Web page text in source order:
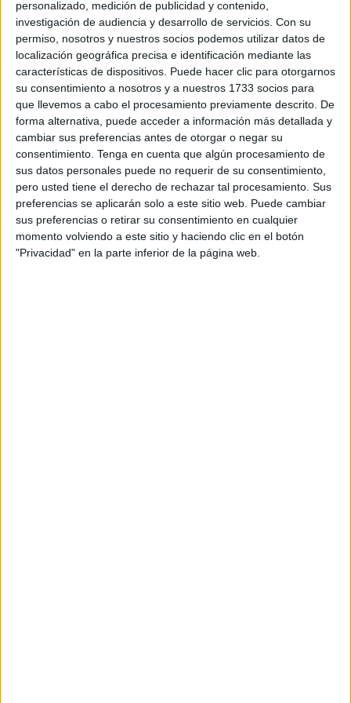
personalizado, medición de publicidad y contenido,
investigación de audiencia y desarrollo de servicios. Con su
permiso, nosotros y nuestros socios podemos utilizar datos de
localización geográfica precisa e identificación mediante las
características de dispositivos. Puede hacer clic para otorgarnos
su consentimiento a nosotros y a nuestros 1733 socios para
que llevemos a cabo el procesamiento previamente descrito. De
forma alternativa, puede acceder a información más detallada y
cambiar sus preferencias antes de otorgar o negar su
consentimiento. Tenga en cuenta que algún procesamiento de
sus datos personales puede no requerir de su consentimiento,
pero usted tiene el derecho de rechazar tal procesamiento. Sus
preferencias se aplicarán solo a este sitio web. Puede cambiar
sus preferencias o retirar su consentimiento en cualquier
momento volviendo a este sitio y haciendo clic en el botón
"Privacidad" en la parte inferior de la página web.
Según el PSOE, esta medida generaríacompetencia
"desleal" y "reduciría los ingresos"destinados a
servicios públicos. Pérez Triano señala: “No se puede
debilitar la sanidad y la educación para fabricar titulares
fáciles. Eso no es gobernar, es poner en riesgo lo que
funciona".
Menos declaraciones de IVA:
menos control y más errores
“El PP propone algo que ni alivia la carga real del
autónomo ni fortalece el sistema”, indican los socialistas.
Reducir la frecuencia de las declaraciones de IVA